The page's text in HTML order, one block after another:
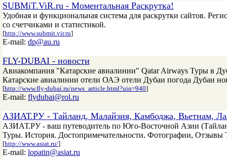
SUBMiT.ViR.ru - Моментальная Раскрутка!
Удобная и функциональная система для раскрутки сайтов.
со счетчиками и статистикой.
[http://www.submit.vir.ru]
E-mail: dp@au.ru
FLY-DUBAI - новости
Авиакомпания "Катарские авиалинии" Qatar Airways Туры в
Катарские авиалинии отели ОАЭ отели Дубаи погода Дубаи
[http://www.fly-dubai.ru/news_article.html?uin=940]
E-mail: flydubai@rol.ru
АЗИАТ.РУ - Тайланд, Малайзия, Камбоджа, Вьетнам,
АЗИАТ.РУ - ваш путеводитель по Юго-Восточной Азии
Туры. История. Достопримечательности. Фотографии, Отзывы
[http://www.asiat.ru/]
E-mail: lopatin@asiat.ru